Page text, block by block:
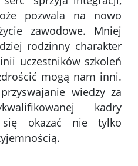
pozwala na nowo
zawodowe. Mniej
rodzinny charakter
uczestników szkoleń
mogą nam inni.
wiedzy za
kadry
się okazać nie tylko